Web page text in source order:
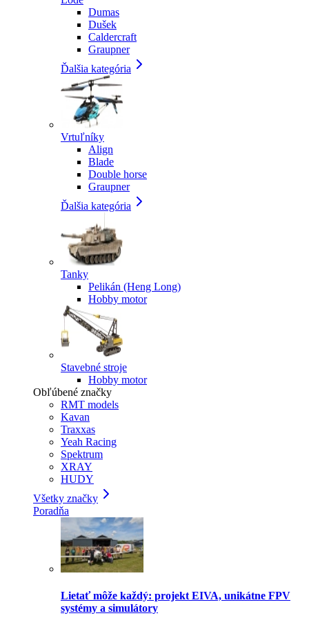
Dumas
Dušek
Caldercraft
Graupner
Ďalšia kategória
Vrtuľníky
Align
Blade
Double horse
Graupner
Ďalšia kategória
Tanky
Pelikán (Heng Long)
Hobby motor
Stavebné stroje
Hobby motor
Obľúbené značky
RMT models
Kavan
Traxxas
Yeah Racing
Spektrum
XRAY
HUDY
Všetky značky
Poradňa
Lietať môže každý: projekt EIVA, unikátne FPV
systémy a simulátory